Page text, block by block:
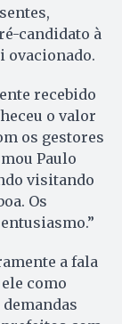
candidato à
ovacionado.
recebido
o valor
os gestores
Paulo
visitando
Os
a fala
como